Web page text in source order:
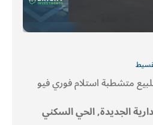
سعر شقة 320م للبيع متشطبة استلام فوري فيو
الجديدة, الحي السكني